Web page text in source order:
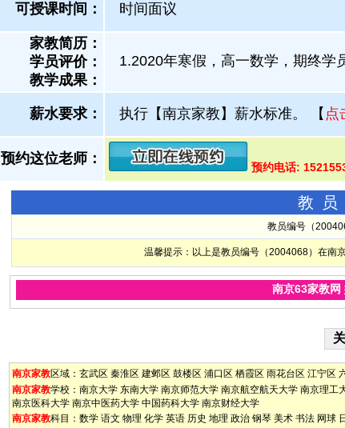
可授课时间： 时间面议
家教简历：
学员评价：
教学成果：
1.2020年寒假，高一数学，期终学
薪水要求： 执行【南京家教】薪水标准。 【 点
预约这位老师：
预约电话:
教
教员编号（
温馨提示：以上是教员编号（2004068）在南
南京63家教网
南京家教区域： 玄武区 秦淮区 建邺区 鼓楼区 浦口区 栖霞区 雨花台区 江宁区
南京家教学校： 南京大学 东南大学 南京师范大学 南京航空航天大学 南京理工
南京医科大学 南京中医药大学 中国药科大学 南京财经大学
南京家教科目： 数学 语文 物理 化学 英语 历史 地理 政治 钢琴 美术 书法 网球